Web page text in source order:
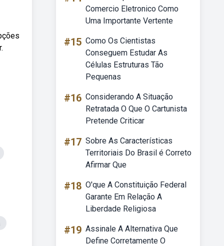
Comercio Eletronico Como
Uma Importante Vertente
#15 Como Os Cientistas
Conseguem Estudar As
Células Estruturas Tão
Pequenas
#16 Considerando A Situação
Retratada O Que O Cartunista
Pretende Criticar
#17 Sobre As Características
Territoriais Do Brasil é Correto
Afirmar Que
#18 O'que A Constituição Federal
Garante Em Relação A
Liberdade Religiosa
#19 Assinale A Alternativa Que
Define Corretamente O